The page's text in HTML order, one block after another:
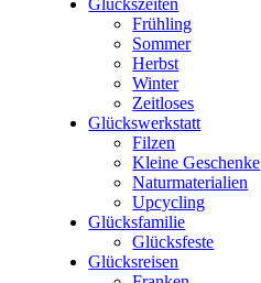
Glückszeiten
Frühling
Sommer
Herbst
Winter
Zeitloses
Glückswerkstatt
Filzen
Kleine Geschenke
Naturmaterialien
Upcycling
Glücksfamilie
Glücksfeste
Glücksreisen